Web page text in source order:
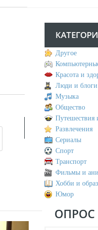
Другое
Красота и
Люди и блоги
Музыка
Общество
Путешествия
Развлечения
Сериалы
Спорт
Транспорт
Фильмы и
Хобби и
Юмор
ОПРОС